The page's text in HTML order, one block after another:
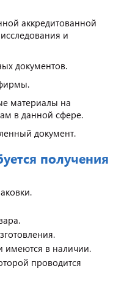
аккредитованной
и
документов.
материалы на
в данной сфере.
документ.
получения
имеются в наличии.
проводится